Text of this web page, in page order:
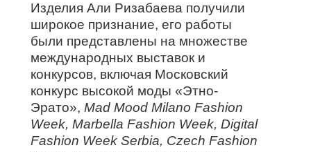
Изделия Али Ризабаева получили
широкое признание, его работы
были представлены на множестве
международных выставок и
конкурсов, включая Московский
конкурс высокой моды «Этно-
Эрато», Mad Mood Milano Fashion
Week, Marbella Fashion Week, Digital
Fashion Week Serbia, Czech Fashion